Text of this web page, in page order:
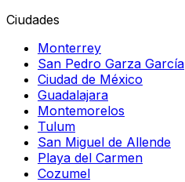
Ciudades
Monterrey
San Pedro Garza García
Ciudad de México
Guadalajara
Montemorelos
Tulum
San Miguel de Allende
Playa del Carmen
Cozumel